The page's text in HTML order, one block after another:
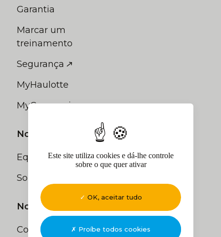
Este site utiliza cookies e dá-lhe controle
sobre o que quer ativar
OK, aceitar tudo
Proíbe todos cookies
Garantia
Marcar um
treinamento
Segurança
MyHaulotte
MyCompanion
Nossas soluções
Equipamento usado
Soluções financeiras
Noticias
Comunicados de